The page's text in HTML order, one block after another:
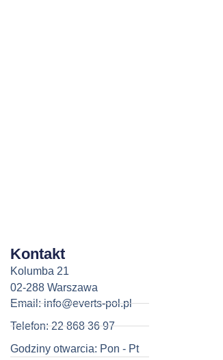
Kontakt
Kolumba 21
02-288 Warszawa
Email: info@everts-pol.pl
Telefon: 22 868 36 97
Godziny otwarcia: Pon - Pt